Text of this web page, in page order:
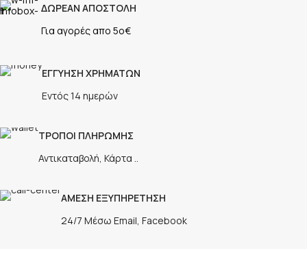
ΔΩΡΕΑΝ ΑΠΟΣΤΟΛΗ
Για αγορές απο 5ο€
ΕΓΓΥΗΣΗ ΧΡΗΜΑΤΩΝ
Εντός 14 ημερών
ΤΡΟΠΟΙ ΠΛΗΡΩΜΗΣ
Αντικαταβολή, Κάρτα ..
ΑΜΕΣΗ ΕΞΥΠΗΡΕΤΗΣΗ
24/7 Μέσω Email, Facebook